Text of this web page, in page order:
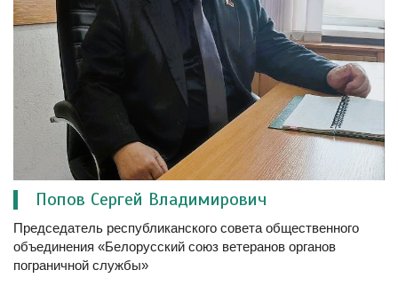
Попов Сергей Владимирович
Председатель республиканского совета общественного
объединения «Белорусский союз ветеранов органов
пограничной службы»